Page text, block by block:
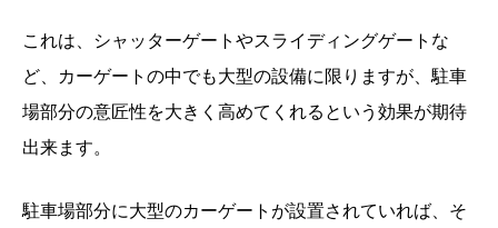
これは、シャッターゲートやスライディングゲートな
ど、カーゲートの中でも大型の設備に限りますが、駐車
場部分の意匠性を大きく高めてくれるという効果が期待
出来ます。
駐車場部分に大型のカーゲートが設置されていれば、そ